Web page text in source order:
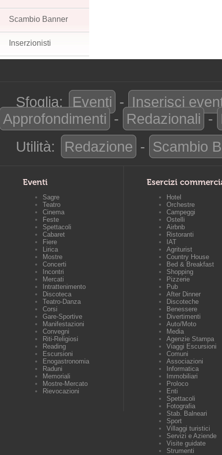
Scambio Banner
Inserzionisti
Sfoglia: Eventi - Inserisci
Approfondimenti - Redazionali -
Utilità:
Redazione - Scambio
Eventi
Sagre
Teatro
Cinema
Feste
Spettacoli
Cabaret
Fiere
Lirica
Mostre
Concerti
Incontri
Mercati
Intrattenimento
Discoteca
Teatro-Danza
Corsi
Gare-Sportive
Manifestazioni
Convegni
Riti-Religiosi
Reading
Escursioni
Enogastronomia
Raduni
Memoriali
Mostre-Mercato
Rievocazioni
Esercizi
Hotel
Orchestre
Campeggi
Ostelli
Airbnb
Ristoranti
IAT
Agriturist
Country House
Bed & Breakfast
Shopping
Pizzerie
Pub
After Dinner
Discoteche
Benessere
Divertimenti
Auto/Moto
Media
Agenzie Stampa
Viaggi Escursioni
Comuni
Associazioni
Informatica
Immobiliari
Proloco
Enti
Spettacoli
Fotografia
Stab. Balneari
Sport
Villaggi turistici
Servizi e Aziende
Visite guidate
Strumenti